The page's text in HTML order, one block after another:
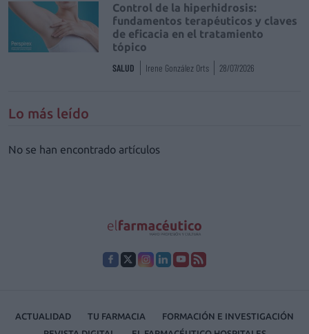
Control de la hiperhidrosis:
fundamentos terapéuticos y claves
de eficacia en el tratamiento
tópico
SALUD Irene González Orts 28/07/2026
Lo más leído
No se han encontrado artículos
ACTUALIDAD TU FARMACIA
FORMACIÓN E INVESTIGACIÓN